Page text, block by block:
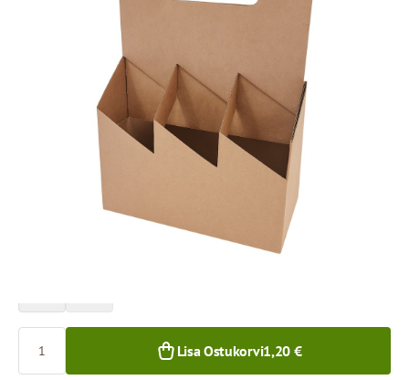
213 x 144 x 240 mm
pruun mikrolainepappkarp
Toote saab kätte pakipunktist.
Hind 1 tüki eest
50+ tk.
Lisa Ostukorvi1,20 €